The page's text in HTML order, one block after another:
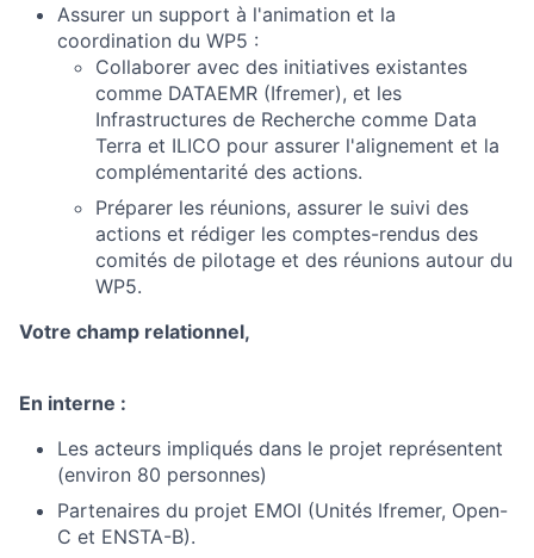
Assurer un support à l'animation et la
coordination du WP5 :
Collaborer avec des initiatives existantes
comme DATAEMR (Ifremer), et les
Infrastructures de Recherche comme Data
Terra et ILICO pour assurer l'alignement et la
complémentarité des actions.
Préparer les réunions, assurer le suivi des
actions et rédiger les comptes-rendus des
comités de pilotage et des réunions autour du
WP5.
Votre champ relationnel,
En interne :
Les acteurs impliqués dans le projet représentent
(environ 80 personnes)
Partenaires du projet EMOI (Unités Ifremer, Open-
C et ENSTA-B).